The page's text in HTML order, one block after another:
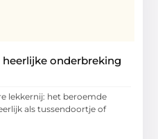
onderbreking
lekkernij: het beroemde
als tussendoortje of